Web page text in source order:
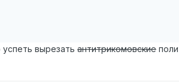
вырезать антитрикомовские